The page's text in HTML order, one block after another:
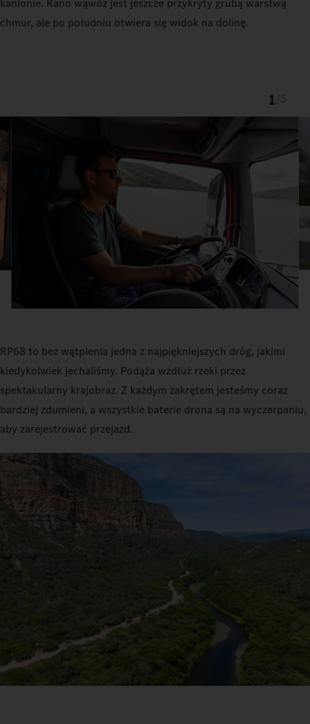
kanionie. Rano wąwóz jest jeszcze przykryty grubą warstwą
chmur, ale po południu otwiera się widok na dolinę.
1
RP68 to bez wątpienia jedna z najpiękniejszych dróg, jakimi
kiedykolwiek jechaliśmy. Podąża wzdłuż rzeki przez
spektakularny krajobraz. Z każdym zakrętem jesteśmy coraz
bardziej zdumieni, a wszystkie baterie drona są na wyczerpaniu,
aby zarejestrować przejazd.